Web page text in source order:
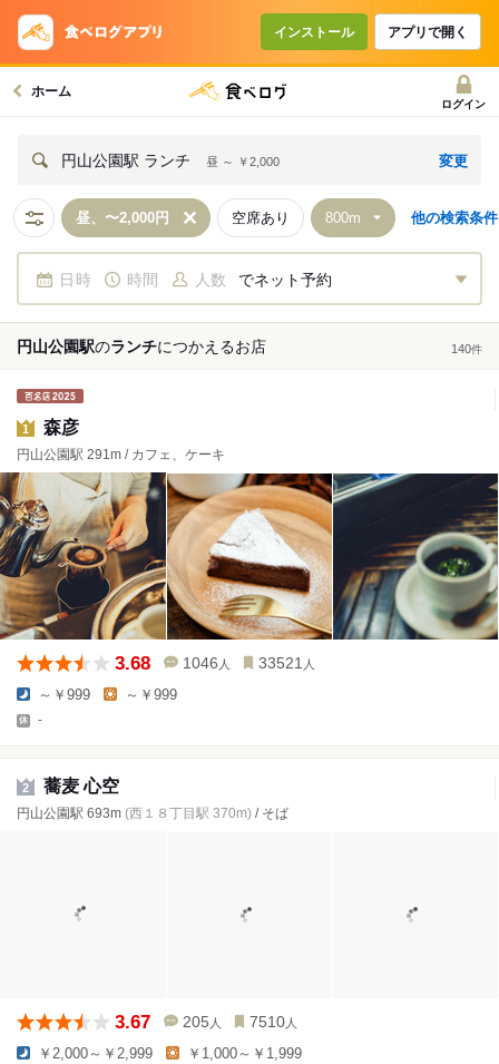
インストール アプリで開く
ホーム
ログイン
円山公園駅 ランチ 昼 ～ ￥2,000 変更
昼、〜2,000円 空席あり 他の検索条件
日時 時間 人数 でネット予約
円山公園駅のランチにつかえるお店 140件
1 森彦
円山公園駅 291m / カフェ、ケーキ
3.68 1046 人 33521 人
～￥999 ～￥999
-
2 蕎麦 心空
円山公園駅 693m (西１８丁目駅 370m) / そば
3.67 205 人 7510 人
￥2,000～￥2,999 ￥1,000～￥1,999